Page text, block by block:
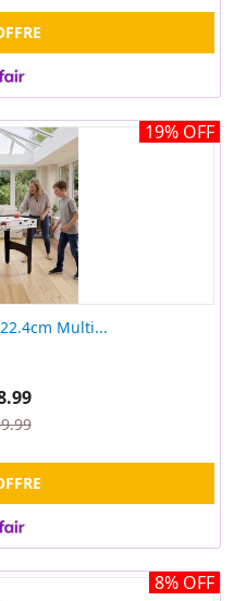
19% OFF
Multi...
8% OFF